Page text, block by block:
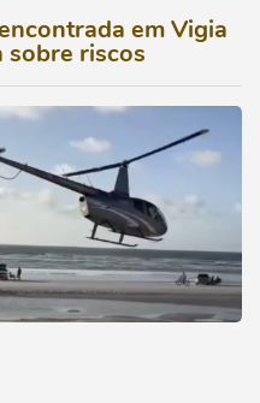
em Vigia
sobre riscos